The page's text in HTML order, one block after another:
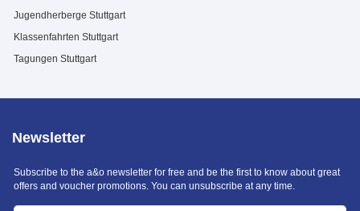
Jugendherberge Stuttgart
Klassenfahrten Stuttgart
Tagungen Stuttgart
Newsletter
Subscribe to the a&o newsletter for free and be the first to know about great
offers and voucher promotions. You can unsubscribe at any time.